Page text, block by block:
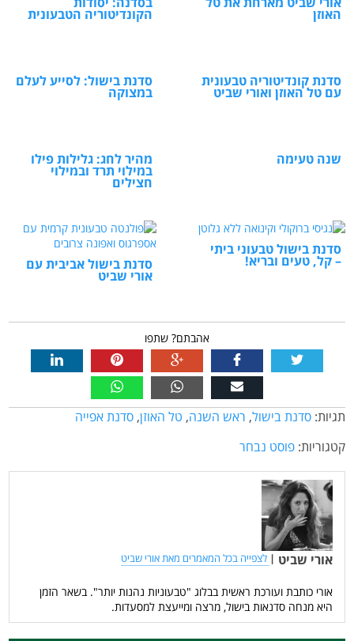
האוזן הקונדיטוריה הטבעונית
סדנת קונדיטוריה טבעונית
עם טל האוזן ואורי שביט
סדנת בישול: לסייע לעלם
במצוקה
שנה טעימה מהיר לחג: גלילות פילו
במילוי תרד ובמילוי
חצילים
סדנת בישול טבעוני ביתי
– קל, טעים ובריא! סדנת בישול אביבית עם
אורי שביט
אהבתם? שתפו
תגיות: סדנת בישול, ראש השנה, טל האוזן, סדנת אפייה
קטגוריות: פוסט נבחר
אורי שביט | לצפייה בכל המאמרים מאת אורי שביט
אורי כותבת ועורכת ראשית בבלוג "טבעוניות נהנות יותר". בשאר הזמן
היא מנחה סדנאות בישול, מרצה ומייעצת למסעדות.